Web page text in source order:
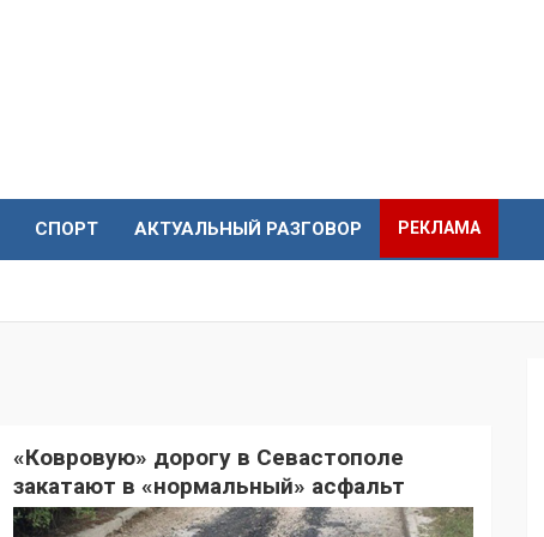
СПОРТ АКТУАЛЬНЫЙ РАЗГОВОР РЕКЛАМА
«Ковровую» дорогу в Севастополе
закатают в «нормальный» асфальт